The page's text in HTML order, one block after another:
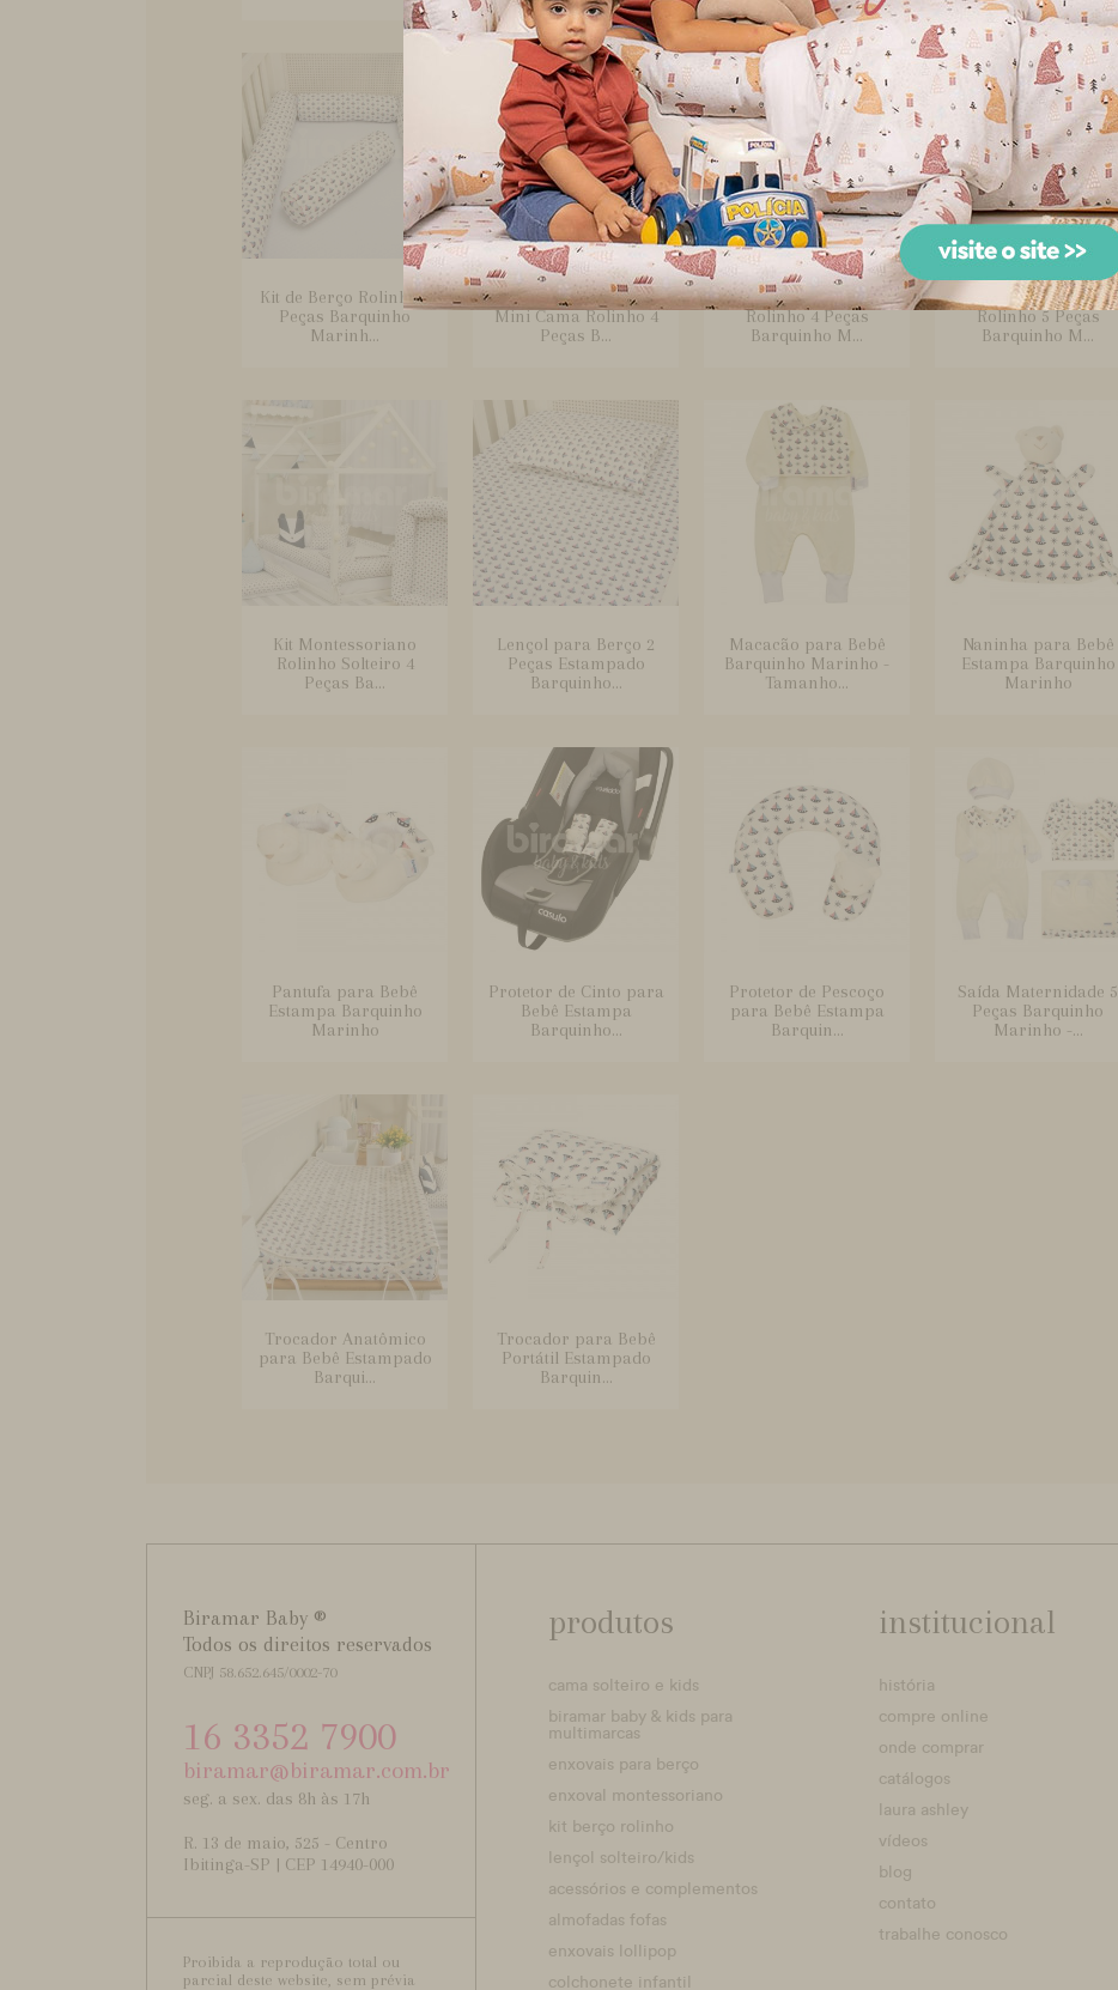
Kit de Berço Rolinho 4
Peças Barquinho
Marinh...
Kit Montessoriano
Mini Cama Rolinho 4
Peças B...
Kit Montessoriano
Rolinho 4 Peças
Barquinho M...
Kit Montessoriano
Rolinho 5 Peças
Barquinho M...
Kit Montessoriano
Rolinho Solteiro 4
Peças Ba...
Lençol para Berço 2
Peças Estampado
Barquinho...
Macacão para Bebê
Barquinho Marinho -
Tamanho...
Naninha para Bebê
Estampa Barquinho
Marinho
Pantufa para Bebê
Estampa Barquinho
Marinho
Protetor de Cinto para
Bebê Estampa
Barquinho...
Protetor de Pescoço
para Bebê Estampa
Barquin...
Saída Maternidade 5
Peças Barquinho
Marinho -...
Trocador Anatômico
para Bebê Estampado
Barqui...
Trocador para Bebê
Portátil Estampado
Barquin...
Biramar Baby ®
Todos os direitos reservados
CNPJ 58.652.645/0002-70
16 3352 7900
biramar@biramar.com.br
seg. a sex. das 8h às 17h
R. 13 de maio, 525 - Centro
Ibitinga-SP | CEP 14940-000
Proibida a reprodução total ou
parcial deste website, sem prévia
produtos
cama solteiro e kids
biramar baby & kids para
multimarcas
enxovais para berço
enxoval montessoriano
kit berço rolinho
lençol solteiro/kids
acessórios e complementos
almofadas fofas
enxovais lollipop
colchonete infantil
institucional
história
compre online
onde comprar
catálogos
laura ashley
vídeos
blog
contato
trabalhe conosco